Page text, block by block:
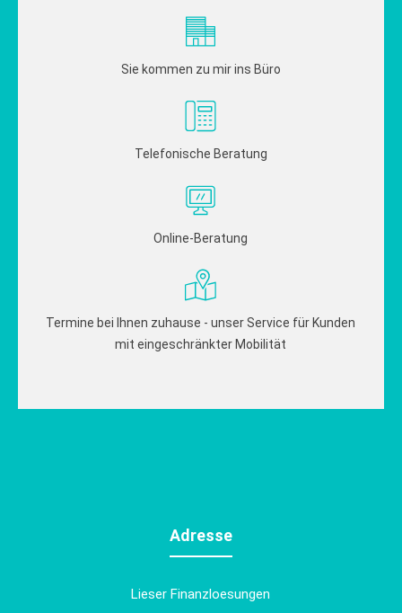
Sie kommen zu mir ins Büro
Telefonische Beratung
Online-Beratung
Termine bei Ihnen zuhause - unser Service für Kunden
mit eingeschränkter Mobilität
Adresse
Lieser Finanzloesungen